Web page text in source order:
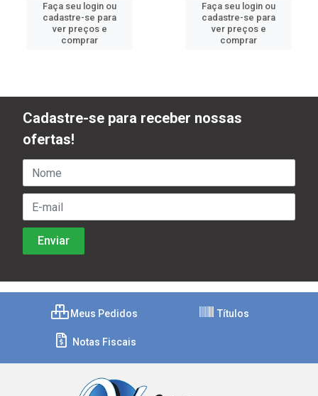
Faça seu login ou
cadastre-se para
ver preços e
comprar
Faça seu login ou
cadastre-se para
ver preços e
comprar
Cadastre-se para receber nossas
ofertas!
Meus Pedidos Títulos
Notas Fiscais